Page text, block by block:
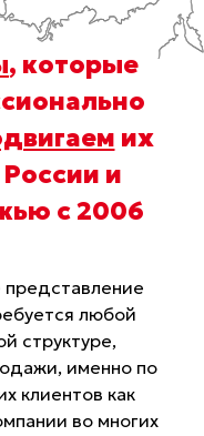
, которые
их
и
с 2006
любой
структуре,
именно по
клиентов как
во многих